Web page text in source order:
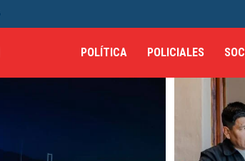
POLÍTICA POLICIALES